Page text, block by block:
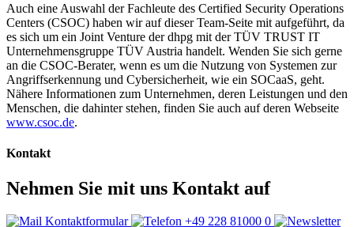
Auch eine Auswahl der Fachleute des Certified Security Operations
Centers (CSOC) haben wir auf dieser Team-Seite mit aufgeführt, da
es sich um ein Joint Venture der dhpg mit der TÜV TRUST IT
Unternehmensgruppe TÜV Austria handelt. Wenden Sie sich gerne
an die CSOC-Berater, wenn es um die Nutzung von Systemen zur
Angriffserkennung und Cybersicherheit, wie ein SOCaaS, geht.
Nähere Informationen zum Unternehmen, deren Leistungen und den
Menschen, die dahinter stehen, finden Sie auch auf deren Webseite
www.csoc.de.
Kontakt
Nehmen Sie mit uns Kontakt auf
Kontaktformular +49 228 81000 0